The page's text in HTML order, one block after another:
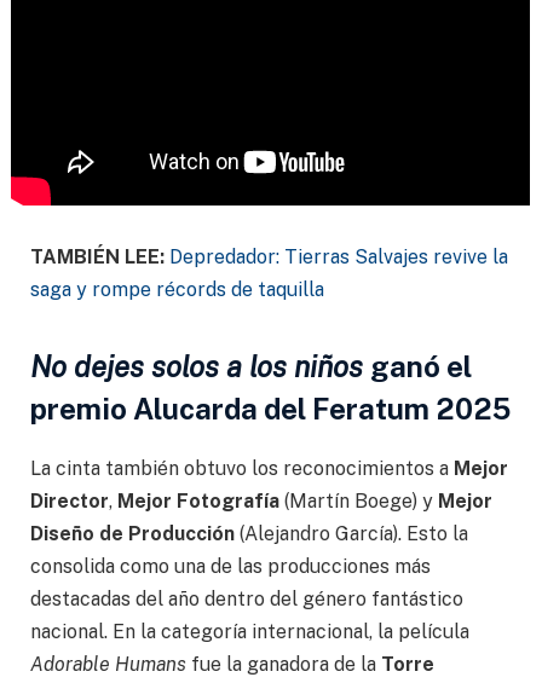
TAMBIÉN LEE: Depredador: Tierras Salvajes revive la
saga y rompe récords de taquilla
No dejes solos a los niños ganó el
premio Alucarda del Feratum 2025
La cinta también obtuvo los reconocimientos a Mejor
Director, Mejor Fotografía (Martín Boege) y Mejor
Diseño de Producción (Alejandro García). Esto la
consolida como una de las producciones más
destacadas del año dentro del género fantástico
nacional. En la categoría internacional, la película
Adorable Humans fue la ganadora de la Torre